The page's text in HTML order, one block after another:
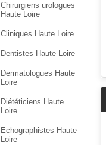
Chirurgiens urologues
Haute Loire
Cliniques Haute Loire
Dentistes Haute Loire
Dermatologues Haute
Loire
Diététiciens Haute
Loire
Echographistes Haute
Loire